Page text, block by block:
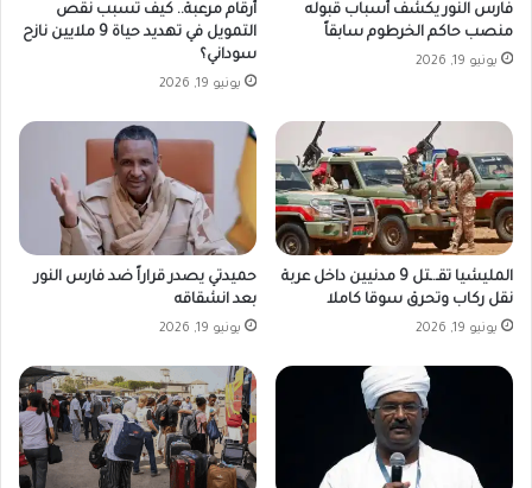
فارس النور يكشف أسباب قبوله
منصب حاكم الخرطوم سابقاً
يونيو 19, 2026
أرقام مرعبة.. كيف تسبب نقص
التمويل في تهديد حياة 9 ملايين نازح
سوداني؟
يونيو 19, 2026
المليشيا تقـ.ـتل 9 مدنيين داخل عربة
نقل ركاب وتحرق سوقا كاملا
يونيو 19, 2026
حميدتي يصدر قراراً ضد فارس النور
بعد انشقاقه
يونيو 19, 2026